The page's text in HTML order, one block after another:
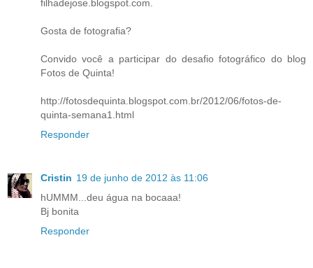
filhadejose.blogspot.com.
Gosta de fotografia?
Convido você a participar do desafio fotográfico do blog
Fotos de Quinta!
http://fotosdequinta.blogspot.com.br/2012/06/fotos-de-
quinta-semana1.html
Responder
Cristin 19 de junho de 2012 às 11:06
hUMMM...deu água na bocaaa!
Bj bonita
Responder